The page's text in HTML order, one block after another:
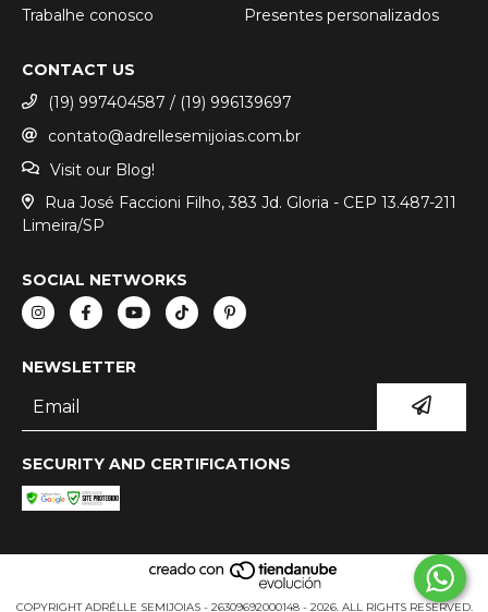
Trabalhe conosco Presentes personalizados
CONTACT US
(19) 997404587 / (19) 996139697
contato@adrellesemijoias.com.br
Visit our Blog!
Rua José Faccioni Filho, 383 Jd. Gloria - CEP 13.487-211
Limeira/SP
SOCIAL NETWORKS
NEWSLETTER
SECURITY AND CERTIFICATIONS
COPYRIGHT ADRÉLLE SEMIJOIAS - 26309692000148 - 2026. ALL RIGHTS RESERVED.